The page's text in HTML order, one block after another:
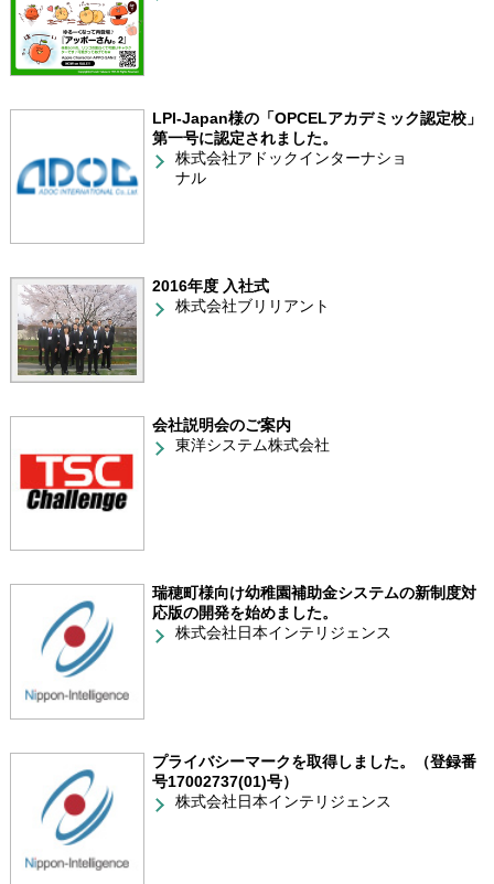
LPI-Japan様の「OPCELアカデミック認定校」
第一号に認定されました。
株式会社アドックインターナショ
ナル
2016年度 入社式
株式会社ブリリアント
会社説明会のご案内
東洋システム株式会社
瑞穂町様向け幼稚園補助金システムの新制度対
応版の開発を始めました。
株式会社日本インテリジェンス
プライバシーマークを取得しました。（登録番
号17002737(01)号）
株式会社日本インテリジェンス